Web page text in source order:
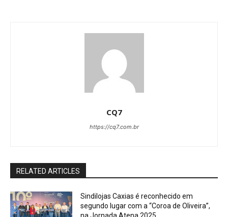
CQ7
https://cq7.com.br
RELATED ARTICLES
Sindilojas Caxias é reconhecido em
segundo lugar com a “Coroa de Oliveira”,